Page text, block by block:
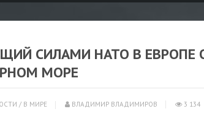
СИЛАМИ НАТО В ЕВРОПЕ
МОРЕ
/ В МИРЕ ВЛАДИМИР ВЛАДИМИРОВ 3 134